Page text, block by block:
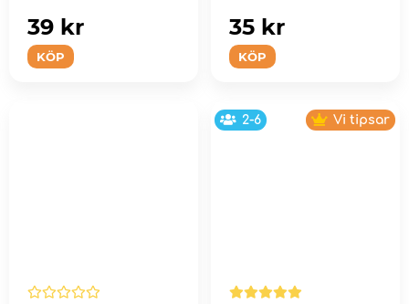
KÖP
39 kr
KÖP
35 kr
2-6 Vi tipsar